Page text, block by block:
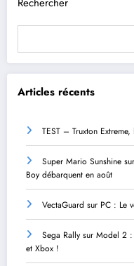
Articles récents
TEST – Truxton
Super Mario Sunshine
Boy débarquent en août
VectaGuard sur PC : Le
Sega Rally sur Model 2
et Xbox !